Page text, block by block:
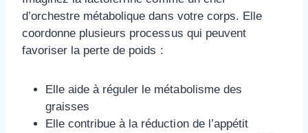
d’orchestre métabolique dans votre corps. Elle
coordonne plusieurs processus qui peuvent
favoriser la perte de poids :
Elle aide à réguler le métabolisme des
graisses
Elle contribue à la réduction de l’appétit